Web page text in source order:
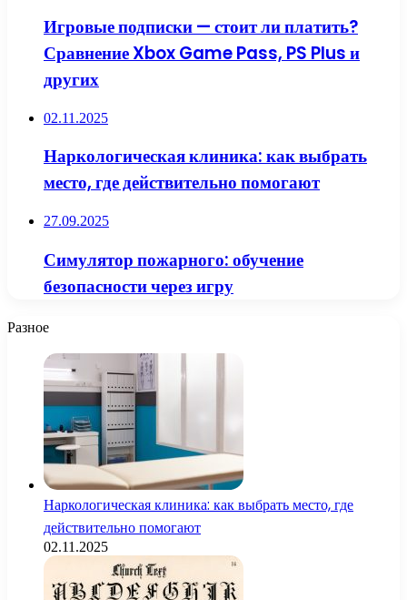
Игровые подписки — стоит ли платить?
Сравнение Xbox Game Pass, PS Plus и
других
02.11.2025
Наркологическая клиника: как выбрать
место, где действительно помогают
27.09.2025
Симулятор пожарного: обучение
безопасности через игру
Разное
Наркологическая клиника: как выбрать место, где
действительно помогают
02.11.2025